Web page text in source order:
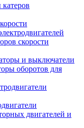
скорости
и выключатели
оборотов для
двигателей и